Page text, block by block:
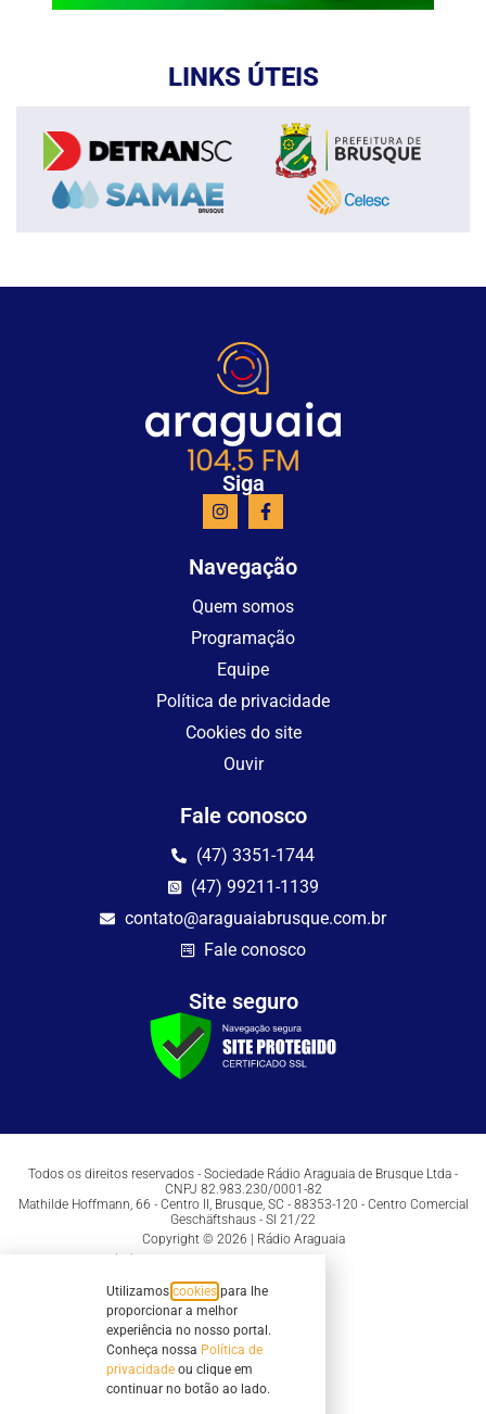
LINKS ÚTEIS
Siga
Navegação
Quem somos
Programação
Equipe
Política de privacidade
Cookies do site
Ouvir
Fale conosco
(47) 3351-1744
(47) 99211-1139
contato@araguaiabrusque.com.br
Fale conosco
Site seguro
Todos os direitos reservados - Sociedade Rádio Araguaia de Brusque Ltda -
CNPJ 82.983.230/0001-82
Mathilde Hoffmann, 66 - Centro II, Brusque, SC - 88353-120 - Centro Comercial
Geschäftshaus - Sl 21/22
Copyright © 2026 | Rádio Araguaia
Utilizamos cookies para lhe
proporcionar a melhor
experiência no nosso portal.
Conheça nossa Política de
privacidade ou clique em
continuar no botão ao lado.